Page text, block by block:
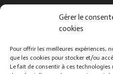
Gérer le
cookies
Pour offrir les meilleures expériences,
que les cookies pour stocker et/ou
Le fait de consentir à ces
Suivez-nous !